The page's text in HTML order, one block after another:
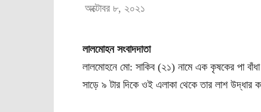
অক্টোবর ৮, ২০২১
লালমোহন সংবাদদাতা
লালমোহনে মো: সাকিব (২১) নামে এক কৃষকের পা
সাড়ে ৯ টার দিকে ওই এলাকা থেকে তার লাশ উদ্ধার